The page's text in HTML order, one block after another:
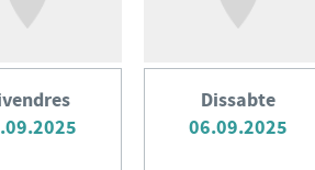
Dissabte
06.09.2025